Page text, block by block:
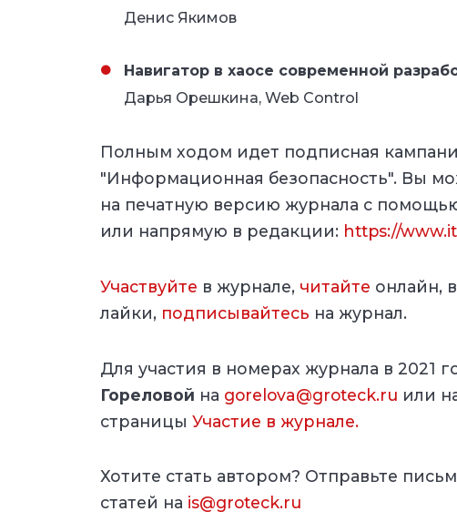
Денис Якимов
Навигатор в хаосе современной
Дарья Орешкина, Web Control
Полным ходом идет подписная
"Информационная безопасность". Вы
на печатную версию журнала с
или напрямую в редакции: https://
Участвуйте в журнале, читайте онлайн,
лайки, подписывайтесь на журнал.
Для участия в номерах журнала в 2021
Гореловой на gorelova@groteck.ru или
страницы Участие в журнале.
Хотите стать автором? Отправьте
статей на is@groteck.ru